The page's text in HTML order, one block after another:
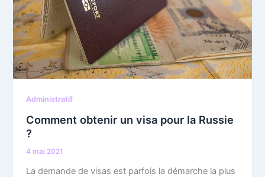
Administratif
Comment obtenir un visa pour la Russie
?
4 mai 2021
La demande de visas est parfois la démarche la plus